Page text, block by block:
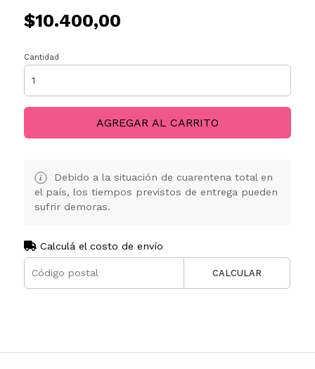
$10.400,00
Cantidad
AGREGAR AL CARRITO
Debido a la situación de cuarentena total en
el país, los tiempos previstos de entrega pueden
sufrir demoras.
Calculá el costo de envío
CALCULAR